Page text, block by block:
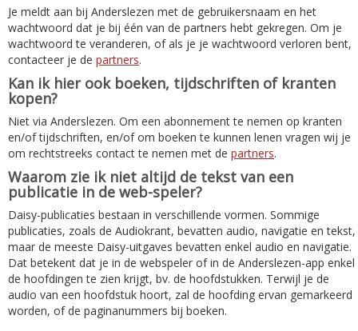
Je meldt aan bij Anderslezen met de gebruikersnaam en het
wachtwoord dat je bij één van de partners hebt gekregen. Om je
wachtwoord te veranderen, of als je je wachtwoord verloren bent,
contacteer je de partners.
Kan ik hier ook boeken, tijdschriften of kranten
kopen?
Niet via Anderslezen. Om een abonnement te nemen op kranten
en/of tijdschriften, en/of om boeken te kunnen lenen vragen wij je
om rechtstreeks contact te nemen met de partners.
Waarom zie ik niet altijd de tekst van een
publicatie in de web-speler?
Daisy-publicaties bestaan in verschillende vormen. Sommige
publicaties, zoals de Audiokrant, bevatten audio, navigatie en tekst,
maar de meeste Daisy-uitgaves bevatten enkel audio en navigatie.
Dat betekent dat je in de webspeler of in de Anderslezen-app enkel
de hoofdingen te zien krijgt, bv. de hoofdstukken. Terwijl je de
audio van een hoofdstuk hoort, zal de hoofding ervan gemarkeerd
worden, of de paginanummers bij boeken.